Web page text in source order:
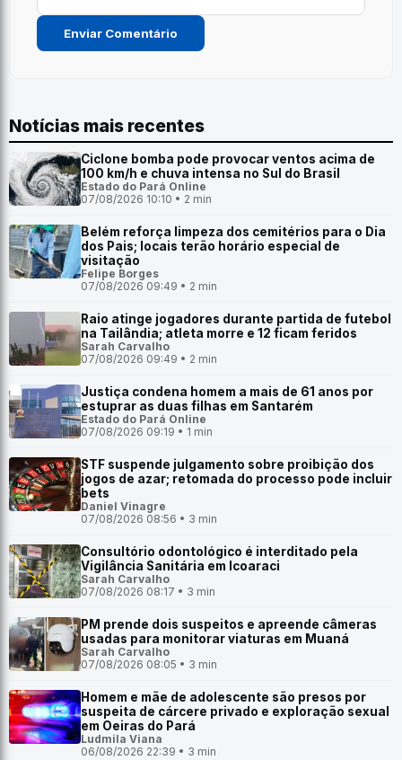
Notícias mais recentes
Ciclone bomba pode provocar ventos acima de
100 km/h e chuva intensa no Sul do Brasil
Estado do Pará Online
07/08/2026 10:10 • 2 min
Belém reforça limpeza dos cemitérios para o Dia
dos Pais; locais terão horário especial de
visitação
Felipe Borges
07/08/2026 09:49 • 2 min
Raio atinge jogadores durante partida de futebol
na Tailândia; atleta morre e 12 ficam feridos
Sarah Carvalho
07/08/2026 09:49 • 2 min
Justiça condena homem a mais de 61 anos por
estuprar as duas filhas em Santarém
Estado do Pará Online
07/08/2026 09:19 • 1 min
STF suspende julgamento sobre proibição dos
jogos de azar; retomada do processo pode incluir
bets
Daniel Vinagre
07/08/2026 08:56 • 3 min
Consultório odontológico é interditado pela
Vigilância Sanitária em Icoaraci
Sarah Carvalho
07/08/2026 08:17 • 3 min
PM prende dois suspeitos e apreende câmeras
usadas para monitorar viaturas em Muaná
Sarah Carvalho
07/08/2026 08:05 • 3 min
Homem e mãe de adolescente são presos por
suspeita de cárcere privado e exploração sexual
em Oeiras do Pará
Ludmila Viana
06/08/2026 22:39 • 3 min